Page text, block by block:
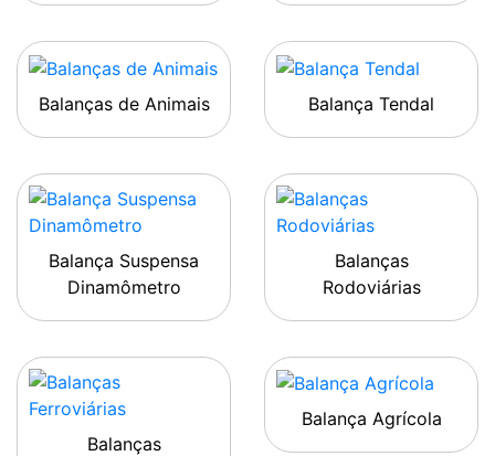
Balanças de Animais Balança Tendal
Balança Suspensa
Dinamômetro
Balanças
Rodoviárias
Balanças
Balança Agrícola